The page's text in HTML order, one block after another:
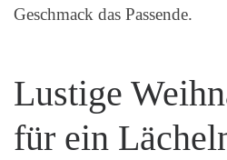
Geschmack das Passende.
Lustige
für ein